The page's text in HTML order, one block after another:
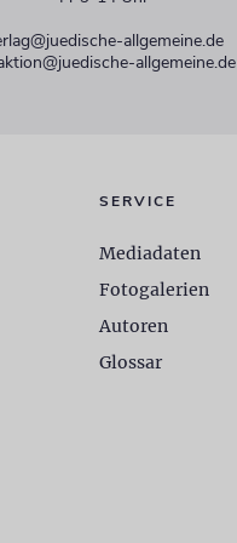
allgemeine.de
allgemeine.de
SERVICE
Mediadaten
Fotogalerien
Autoren
Glossar